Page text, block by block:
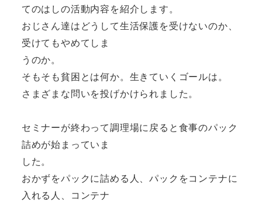
てのはしの活動内容を紹介します。
おじさん達はどうして生活保護を受けないのか、
受けてもやめてしま
うのか。
そもそも貧困とは何か。生きていくゴールは。
さまざまな問いを投げかけられました。
セミナーが終わって調理場に戻ると食事のパック
詰めが始まっていま
した。
おかずをパックに詰める人、パックをコンテナに
入れる人、コンテナ